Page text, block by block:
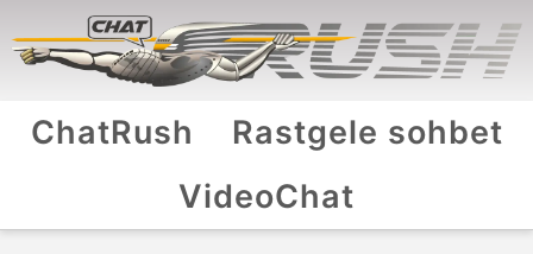
ChatRush
Rastgele sohbet
VideoChat